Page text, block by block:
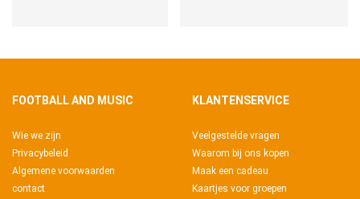
FOOTBALL AND MUSIC
Wie we zijn
Privacybeleid
Algemene voorwaarden
contact
KLANTENSERVICE
Veelgestelde vragen
Waarom bij ons kopen
Maak een cadeau
Kaartjes voor groepen